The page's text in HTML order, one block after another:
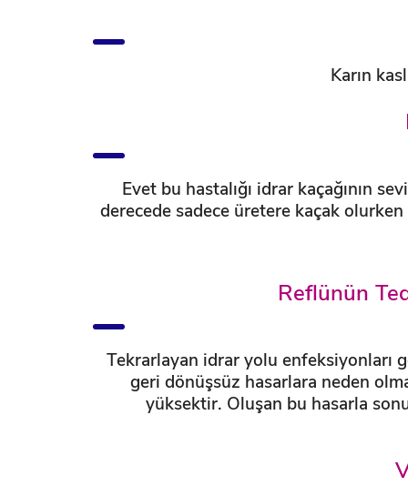
Karın
Evet bu hastalığı idrar kaçağının
derecede sadece üretere kaçak
Reflünün
Tekrarlayan idrar yolu enfeksiyonları
geri dönüşsüz hasarlara neden
yüksektir. Oluşan bu hasarla